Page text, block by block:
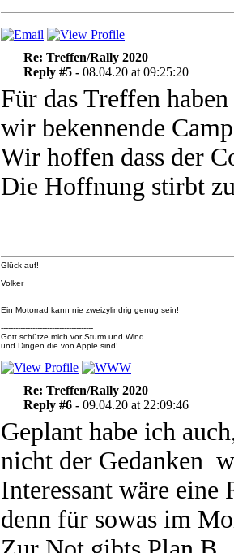
Re: Treffen/Rally 2020
Reply #5 - 08.04.20 at 09:25:20
Für das Treffen
wir bekennende
Wir hoffen dass der
Die Hoffnung stirbt
Glück auf!
Volker
Ein Motorrad kann nie zweizylindrig genug sein!
--------------------------------------
Gott schütze mich vor Sturm und Wind
und Dingen die von Apple sind!
Re: Treffen/Rally 2020
Reply #6 - 09.04.20 at 22:09:46
Geplant habe ich
nicht der Gedanken
Interessant wäre
denn für sowas im